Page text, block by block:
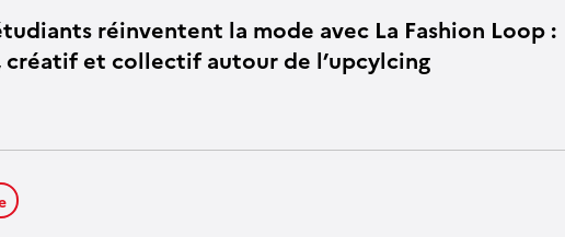
réinventent la mode avec La Fashion Loop :
créatif et collectif autour de l’upcylcing